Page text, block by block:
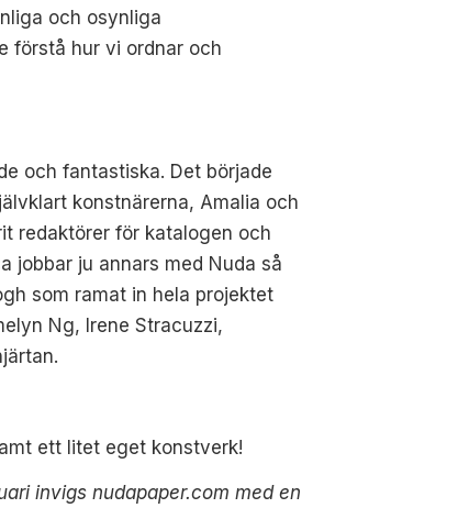
och osynliga
förstå hur vi ordnar och
och fantastiska. Det började
konstnärerna, Amalia och
redaktörer för katalogen och
jobbar ju annars med Nuda så
som ramat in hela projektet
Ng, Irene Stracuzzi,
ett litet eget konstverk!
invigs nudapaper.com med en